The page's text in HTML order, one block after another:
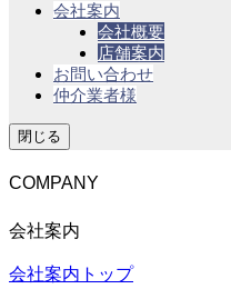
会社案内
会社概要
店舗案内
お問い合わせ
仲介業者様
閉じる
COMPANY
会社案内
会社案内トップ